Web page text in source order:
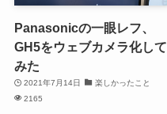
Panasonicの一眼レフ、
GH5をウェブカメラ化して
みた
2021年7月14日
楽しかったこと
2165